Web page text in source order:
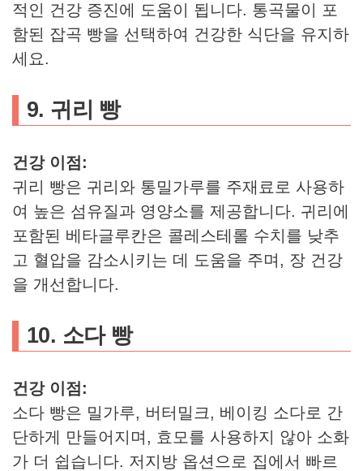
적인 건강 증진에 도움이 됩니다. 통곡물이 포
함된 잡곡 빵을 선택하여 건강한 식단을 유지하
세요.
9. 귀리 빵
건강 이점:
귀리 빵은 귀리와 통밀가루를 주재료로 사용하
여 높은 섬유질과 영양소를 제공합니다. 귀리에
포함된 베타글루칸은 콜레스테롤 수치를 낮추
고 혈압을 감소시키는 데 도움을 주며, 장 건강
을 개선합니다.
10. 소다 빵
건강 이점:
소다 빵은 밀가루, 버터밀크, 베이킹 소다로 간
단하게 만들어지며, 효모를 사용하지 않아 소화
가 더 쉽습니다. 저지방 옵션으로 집에서 빠르